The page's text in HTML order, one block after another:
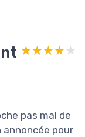
★★★★★
★★★★★
pas mal de
annoncée pour